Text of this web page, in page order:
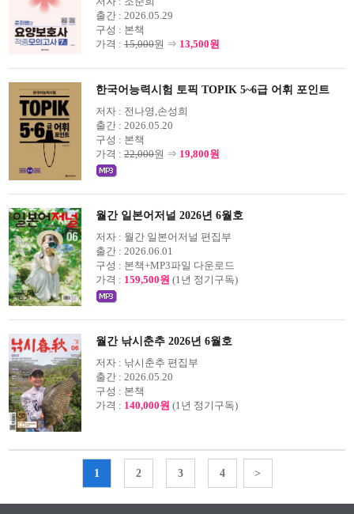
출간 : 2026.05.29
구성 : 본책
가격 : 15,000원 ⇒ 13,500원
한국어능력시험 토픽 TOPIK 5~6급 어휘 포인트
저자 : 전나영,손성희
출간 : 2026.05.20
구성 : 본책
가격 : 22,000원 ⇒ 19,800원
월간 일본어저널 2026년 6월호
저자 : 월간 일본어저널 편집부
출간 : 2026.06.01
구성 : 본책+MP3파일 다운로드
가격 : 159,500원 (1년 정기구독)
월간 낚시춘추 2026년 6월호
저자 : 낚시춘추 편집부
출간 : 2026.05.20
구성 : 본책
가격 : 140,000원 (1년 정기구독)
1 2 3 4 >